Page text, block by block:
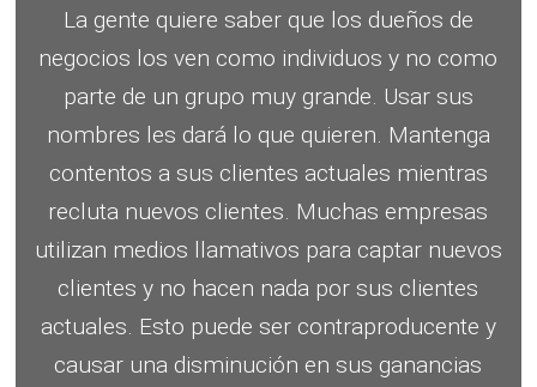
La gente quiere saber que los dueños de
negocios los ven como individuos y no como
parte de un grupo muy grande. Usar sus
nombres les dará lo que quieren. Mantenga
contentos a sus clientes actuales mientras
recluta nuevos clientes. Muchas empresas
utilizan medios llamativos para captar nuevos
clientes y no hacen nada por sus clientes
actuales. Esto puede ser contraproducente y
causar una disminución en sus ganancias